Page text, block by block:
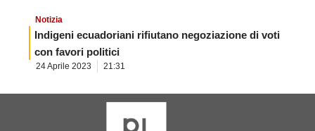
Notizia
Indigeni ecuadoriani rifiutano negoziazione di voti
con favori politici
24 Aprile 2023 21:31